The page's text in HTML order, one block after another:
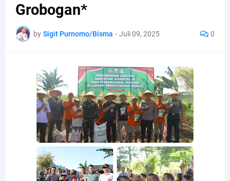
Grobogan*
by Sigit Purnomo/Bisma - Juli 09, 2025 0